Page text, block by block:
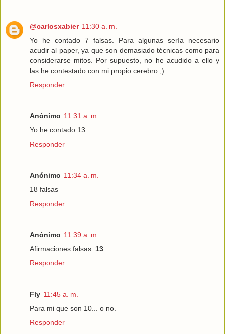
@carlosxabier 11:30 a. m.
Yo he contado 7 falsas. Para algunas sería necesario
acudir al paper, ya que son demasiado técnicas como para
considerarse mitos. Por supuesto, no he acudido a ello y
las he contestado con mi propio cerebro ;)
Responder
Anónimo 11:31 a. m.
Yo he contado 13
Responder
Anónimo 11:34 a. m.
18 falsas
Responder
Anónimo 11:39 a. m.
Afirmaciones falsas: 13.
Responder
Fly 11:45 a. m.
Para mi que son 10... o no.
Responder